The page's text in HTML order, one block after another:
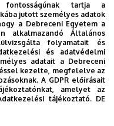
Egyetem, Általános
Kar,
Tanszék
tartja a
jutott személyes adatok
a Debreceni Egyetem a
alkalmazandó Általános
folyamatait és
és adatvédelmi
adatait a Debreceni
kezelte, megfelelve az
A GDPR előírásait
amelyet az
tájékoztató. DE